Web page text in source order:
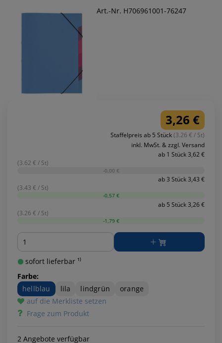
Art.-Nr. H706961001-76247
3,26 €
Staffelpreis ab 5 Stück(3.26 € / St)
inkl. MwSt. & zzgl. Versand
ab 1 Stück 3,62 €
(3.62 € / St)
-0,00 €
ab 3 Stück 3,43 €
(3.43 € / St)
-0,57 €
ab 5 Stück 3,26 €
(3.26 € / St)
-1,79 €
Menge
sofort lieferbar ¹⁾
Farbe:
hellblau
lila lindgrün
orange
auf die Merkliste setzen
Frage zum Produkt
2 Angebote verfügbar